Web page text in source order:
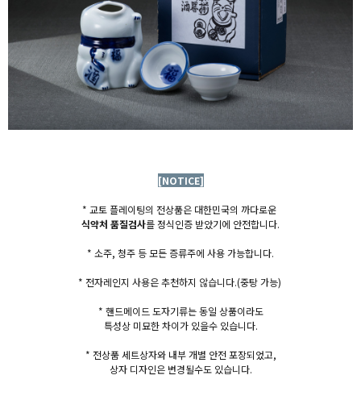
[NOTICE]
* 교토 플레이팅의 전상품은 대한민국의 까다로운
식약처 품질검사를 정식인증 받았기에 안전합니다.
* 소주, 청주 등 모든 증류주에 사용 가능합니다.
* 전자레인지 사용은 추천하지 않습니다.(중탕 가능)
* 핸드메이드 도자기류는 동일 상품이라도
특성상 미묘한 차이가 있을수 있습니다.
* 전상품 세트상자와 내부 개별 안전 포장되었고,
상자 디자인은 변경될수도 있습니다.